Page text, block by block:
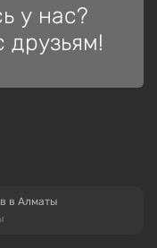
у нас?
друзьям!
в Алматы